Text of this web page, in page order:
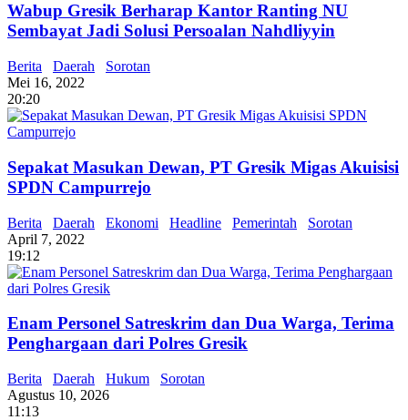
Wabup Gresik Berharap Kantor Ranting NU
Sembayat Jadi Solusi Persoalan Nahdliyyin
Berita Daerah
Sorotan
Mei 16, 2022
20:20
Sepakat Masukan Dewan, PT Gresik Migas Akuisisi
SPDN Campurrejo
Berita Daerah Ekonomi Headline Pemerintah
Sorotan
April 7, 2022
19:12
Enam Personel Satreskrim dan Dua Warga, Terima
Penghargaan dari Polres Gresik
Berita Daerah Hukum
Sorotan
Agustus 10, 2026
11:13